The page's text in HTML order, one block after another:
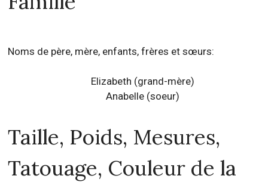
Noms de père, mère, enfants, frères et sœurs:
Elizabeth (grand-mère)
Anabelle (soeur)
Taille, Poids, Mesures,
Tatouage, Couleur de la